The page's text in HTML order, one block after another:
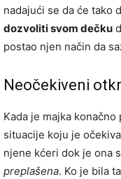
nadajući se da će tako
dozvoliti svom dečku
postao njen način da
Neočekiveni
Kada je majka
situacije koju je
njene kćeri dok je ona
preplašena. Ko je bila